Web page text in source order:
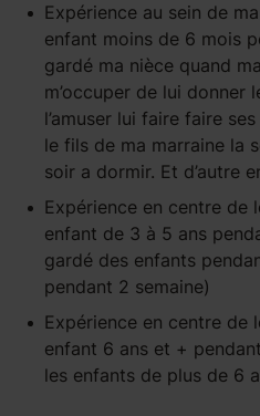
Expérience au sein de
enfant moins de 6 mois
gardé ma nièce quand
m’occuper de lui donner
l’amuser lui faire faire
le fils de ma marraine la
soir a dormir. Et d’autre
Expérience en centre de
enfant de 3 à 5 ans
gardé des enfants
pendant 2 semaine)
Expérience en centre de
enfant 6 ans et + pendant
les enfants de plus de 6